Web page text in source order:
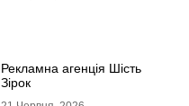
Рекламна агенція Шість
Зірок